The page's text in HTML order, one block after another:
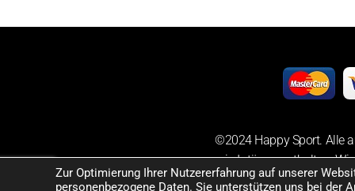
©2024 Happy Sport. Alle
sowie Irrtümer enthalten.
Zur Optimierung Ihrer Nutzererfahrung auf unserer
personenbezogene Daten. Sie unterstützen uns bei der